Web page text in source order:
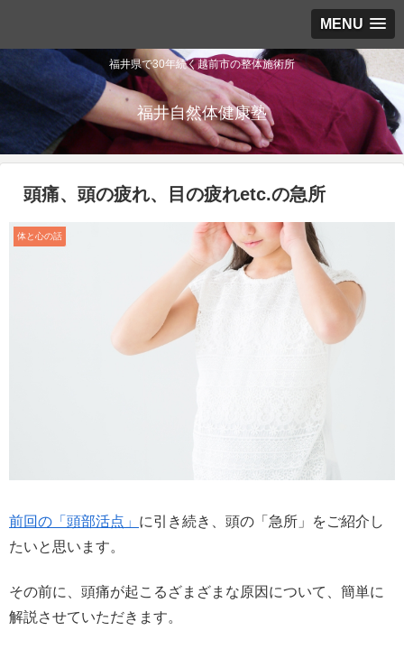
MENU
福井県で30年続く越前市の整体施術所
福井自然体健康塾
頭痛、頭の疲れ、目の疲れetc.の急所
体と心の話
前回の「頭部活点」 に引き続き、頭の「急所」をご紹介し
たいと思います。
その前に、頭痛が起こるざまざまな原因について、簡単に
解説させていただきます。